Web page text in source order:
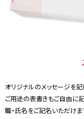
オリジナルのメッセージを記
ご用途の表書きもご自由に
職・氏名をご記名いただけま